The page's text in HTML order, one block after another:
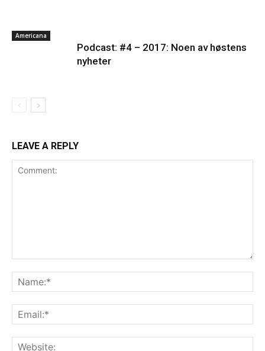
tidspunkt spørre deg om MP3er hvis musikken skal
IKKE send linker til Spotify, Tidal eller iTunes som eneste
sted får dessverre møte “delete”-knappen.
vi kan lese litt mer om deg.
Link til nedlastbare pressebilder. Og coverbilde til platen.
Minst 1024px bredde er fint.
Americana
Podcast: #4 – 2017: Noen av høstens
nyheter
LEAVE A REPLY